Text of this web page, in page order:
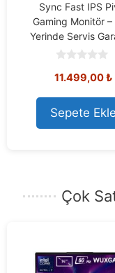
Sync Fast IPS
Gaming Monitör –
Yerinde Servis
o
t
o
f
5
11.499,00₺
Sepete Ekle
Çok